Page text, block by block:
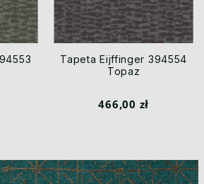
Tapeta Eijffinger 394554
Topaz
466,00 zł